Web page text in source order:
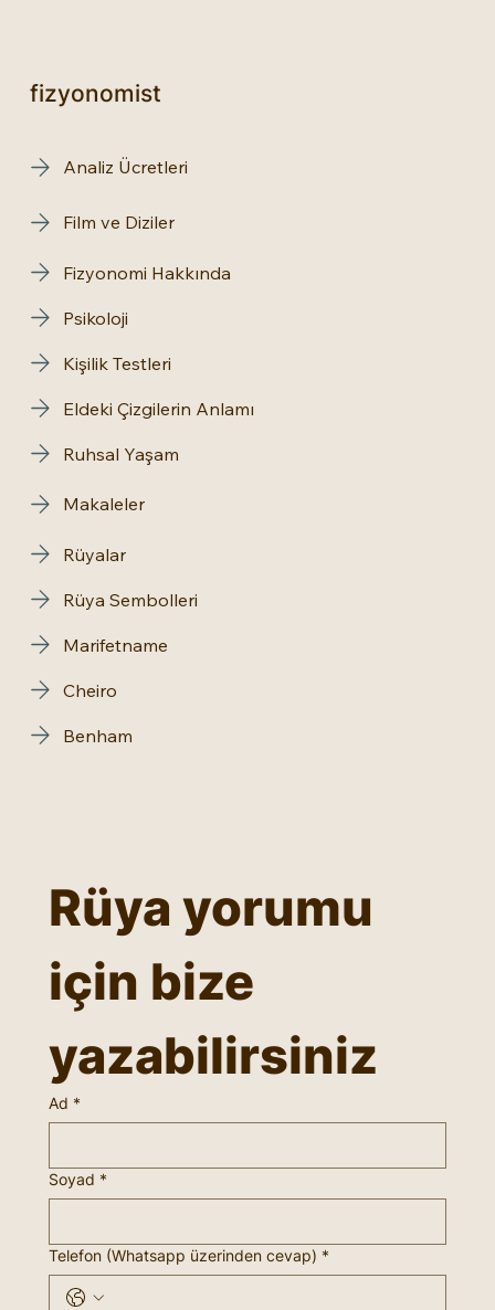
fizyonomist
Analiz Ücretleri
Film ve Diziler
Makaleler
Fizyonomi Hakkında
Psikoloji
Kişilik Testleri
Eldeki Çizgilerin Anlamı
Ruhsal Yaşam
Rüyalar
Rüya Sembolleri
Marifetname
Cheiro
Benham
Rüya yorumu
için bize
yazabilirsiniz
Ad *
Soyad *
Telefon (Whatsapp üzerinden cevap) *